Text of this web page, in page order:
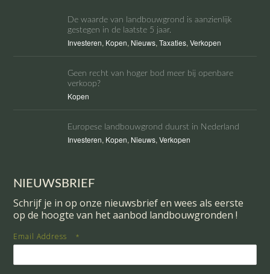
De waarde van landbouwgrond is aanzienlijk
gestegen in de laatste 5 jaar.
Investeren, Kopen, Nieuws,Taxaties,Verkopen
Geen recht van hoger bod meer bij openbare
verkoop?
Kopen
Europese landbouwgrond duurst in Nederland
Investeren, Kopen, Nieuws,Verkopen
NIEUWSBRIEF
Schrijf je in op onze nieuwsbrief en wees als eerste
op de hoogte van het aanbod landbouwgronden !
Email Address *